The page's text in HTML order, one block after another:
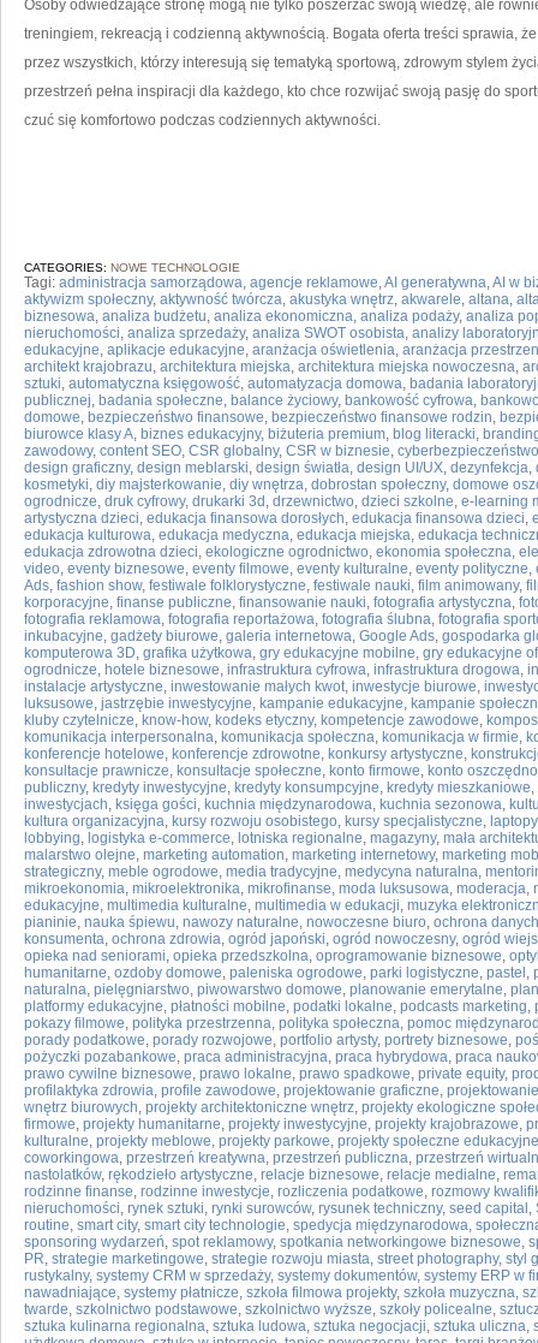
Osoby odwiedzające stronę mogą nie tylko poszerzać swoją wiedzę, ale
treningiem, rekreacją i codzienną aktywnością. Bogata oferta treści sprawia,
przez wszystkich, którzy interesują się tematyką sportową, zdrowym stylem
przestrzeń pełna inspiracji dla każdego, kto chce rozwijać swoją pasję do
czuć się komfortowo podczas codziennych aktywności.
CATEGORIES: NOWE TECHNOLOGIE
Tagi: administracja samorządowa, agencje reklamowe,AI generatywna,AI w
aktywizm społeczny, aktywność twórcza, akustyka wnętrz, akwarele, altana,
biznesowa, analiza budżetu, analiza ekonomiczna, analiza podaży, analiza
nieruchomości, analiza sprzedaży, analiza SWOT osobista, analizy
edukacyjne, aplikacje edukacyjne, aranżacja oświetlenia, aranżacja
architekt krajobrazu, architektura miejska, architektura miejska nowoczesna,
sztuki, automatyczna księgowość, automatyzacja domowa, badania
publicznej, badania społeczne, balance życiowy, bankowość cyfrowa,
domowe, bezpieczeństwo finansowe, bezpieczeństwo finansowe rodzin,
biurowce klasy A, biznes edukacyjny, biżuteria premium, blog literacki,
zawodowy, content SEO, CSR globalny, CSR w biznesie,
design graficzny, design meblarski, design światła, design UI/UX, dezynfekcja,
kosmetyki, diy majsterkowanie, diy wnętrza, dobrostan społeczny, domowe
ogrodnicze, druk cyfrowy, drukarki 3d , drzewnictwo, dzieci szkolne, e-learning
artystyczna dzieci, edukacja finansowa dorosłych, edukacja finansowa dzieci,
edukacja kulturowa, edukacja medyczna, edukacja miejska, edukacja
edukacja zdrowotna dzieci, ekologiczne ogrodnictwo, ekonomia społeczna,
video, eventy biznesowe, eventy filmowe, eventy kulturalne, eventy polityczne,
Ads, fashion show, festiwale folklorystyczne, festiwale nauki, film animowany,
korporacyjne, finanse publiczne, finansowanie nauki, fotografia artystyczna,
fotografia reklamowa, fotografia reportażowa, fotografia ślubna, fotografia
inkubacyjne, gadżety biurowe, galeria internetowa, Google Ads, gospodarka
komputerowa 3D, grafika użytkowa, gry edukacyjne mobilne, gry edukacyjne
ogrodnicze, hotele biznesowe, infrastruktura cyfrowa, infrastruktura drogowa,
instalacje artystyczne, inwestowanie małych kwot, inwestycje biurowe,
luksusowe, jastrzębie inwestycyjne, kampanie edukacyjne, kampanie
kluby czytelnicze, know-how, kodeks etyczny, kompetencje zawodowe,
komunikacja interpersonalna, komunikacja społeczna, komunikacja w firmie,
konferencje hotelowe, konferencje zdrowotne, konkursy artystyczne,
konsultacje prawnicze, konsultacje społeczne, konto firmowe, konto
publiczny, kredyty inwestycyjne, kredyty konsumpcyjne, kredyty mieszkaniowe,
inwestycjach, księga gości, kuchnia międzynarodowa, kuchnia sezonowa,
kultura organizacyjna, kursy rozwoju osobistego, kursy specjalistyczne, laptopy
lobbying, logistyka e-commerce, lotniska regionalne, magazyny, mała
malarstwo olejne, marketing automation, marketing internetowy, marketing
strategiczny, meble ogrodowe, media tradycyjne, medycyna naturalna,
mikroekonomia, mikroelektronika, mikrofinanse, moda luksusowa, moderacja,
edukacyjne, multimedia kulturalne, multimedia w edukacji, muzyka
pianinie, nauka śpiewu, nawozy naturalne, nowoczesne biuro, ochrona
konsumenta, ochrona zdrowia, ogród japoński, ogród nowoczesny, ogród
opieka nad seniorami, opieka przedszkolna, oprogramowanie biznesowe,
humanitarne, ozdoby domowe, paleniska ogrodowe, parki logistyczne, pastel ,
naturalna, pielęgniarstwo, piwowarstwo domowe, planowanie emerytalne,
platformy edukacyjne, płatności mobilne, podatki lokalne, podcasts marketing,
pokazy filmowe, polityka przestrzenna, polityka społeczna, pomoc
porady podatkowe, porady rozwojowe, portfolio artysty, portrety biznesowe,
pożyczki pozabankowe, praca administracyjna, praca hybrydowa, praca
prawo cywilne biznesowe, prawo lokalne, prawo spadkowe, private equity,
profilaktyka zdrowia, profile zawodowe, projektowanie graficzne,
wnętrz biurowych, projekty architektoniczne wnętrz, projekty ekologiczne
firmowe, projekty humanitarne, projekty inwestycyjne, projekty krajobrazowe,
kulturalne, projekty meblowe, projekty parkowe, projekty społeczne edukacyjne
coworkingowa, przestrzeń kreatywna, przestrzeń publiczna, przestrzeń
nastolatków, rękodzieło artystyczne, relacje biznesowe, relacje medialne,
rodzinne finanse, rodzinne inwestycje, rozliczenia podatkowe, rozmowy
nieruchomości, rynek sztuki, rynki surowców, rysunek techniczny, seed capital ,
routine, smart city, smart city technologie, spedycja międzynarodowa,
sponsoring wydarzeń, spot reklamowy, spotkania networkingowe biznesowe,
PR, strategie marketingowe, strategie rozwoju miasta, street photography, styl
rustykalny, systemy CRM w sprzedaży, systemy dokumentów, systemy ERP w
nawadniające, systemy płatnicze, szkoła filmowa projekty, szkoła muzyczna,
twarde, szkolnictwo podstawowe, szkolnictwo wyższe, szkoły policealne,
sztuka kulinarna regionalna, sztuka ludowa, sztuka negocjacji, sztuka uliczna,